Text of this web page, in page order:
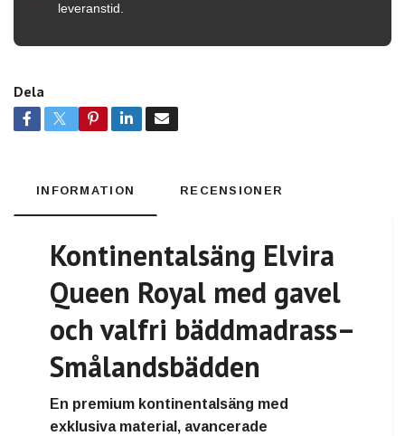
leveranstid.
Dela
INFORMATION RECENSIONER
Kontinentalsäng Elvira
Queen Royal med gavel
och valfri bäddmadrass–
Smålandsbädden
En premium kontinentalsäng med
exklusiva material, avancerade